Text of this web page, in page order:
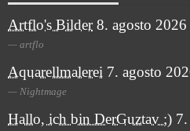
Artflo's Bilder 8. agosto 2026
artflo
Aquarellmalerei 7. agosto
Nightmage
Hallo, ich bin DerGuztav ;)